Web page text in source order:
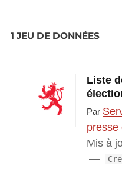
1 JEU DE DONNÉES
Liste
Par
presse
Mis à